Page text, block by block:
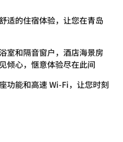
适的住宿体验，让您在青岛
室和隔音窗户，酒店海景房
倾心，惬意体验尽在此间
功能和高速 Wi-Fi，让您时刻